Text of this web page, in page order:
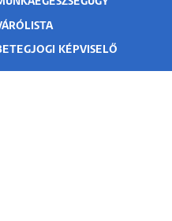
KÉPVISELŐ